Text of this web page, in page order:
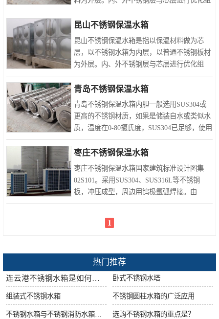
合，从而形成了不锈钢水箱。不锈钢保温水箱
保温材料：芯层介质可采用聚氨酯发泡、聚苯
乙烯、聚丙乙烯、岩 ..
昆山不锈钢保温水箱
昆山不锈钢保温水箱是指以保温材料做为芯
层，以不锈钢水箱为内层，以普通不锈钢板材
为外层。内、外不锈钢层与芯层进行优化组
合，从而形成了不锈钢水箱。芯层介质可采用
聚氨酯发泡、聚苯乙烯、聚丙乙烯泡沫、岩
棉、 PEF；内层可采用食品..
青岛不锈钢保温水箱
青岛不锈钢保温水箱内胆一般选用SUS304或
更高的不锈钢材质，如果是储装自水或类似水
质，温度在0-80摄氏度，SUS304已足够，使用
寿命应该在10年以上或更长时间。外壳选用
sus304、201不锈钢或铝板等等。保温较成熟的
方法是：一般采用聚氨酯..
枣庄不锈钢保温水箱
枣庄不锈钢保温水箱国家建筑标准设计图集
02S101。采用SUS304、SUS316L等不锈钢
板，冲压成型，周边用钨极氩弧焊接。由
1000×shu1000、1000×500、500×500的标准
厚度的模块，在厂内或现场进行焊接..
1
热门推荐
连云港不锈钢水箱是如何做好防腐工作的? 卧式不锈钢水塔
组装式不锈钢水箱 不锈钢圆柱水箱的广泛应用
选购不锈钢水箱的重点是？